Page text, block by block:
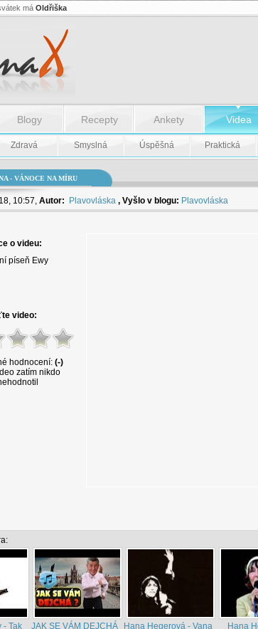
má Oldřiška
Blogy Recepty Ankety Videa
Zdravá Smyslná Úspěšná Praktická
- VÁNOCE NA MÍRU
10:57, Autor: Plavovláska , Vyšlo v blogu: Plavovláska
o videu:
píseň Ewy
video:
hodnocení: (-)
zatím nikdo
- Tak
JAK SE VÁM DEJCHÁ
Hana Hegerová - Vana
Hana